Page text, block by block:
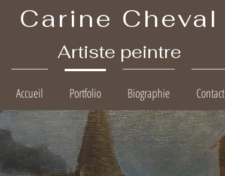
Carine Cheval
Artiste peintre
Accueil Portfolio Biographie Contact